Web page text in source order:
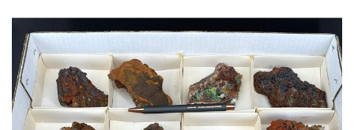
der
Bildgalerie
springen